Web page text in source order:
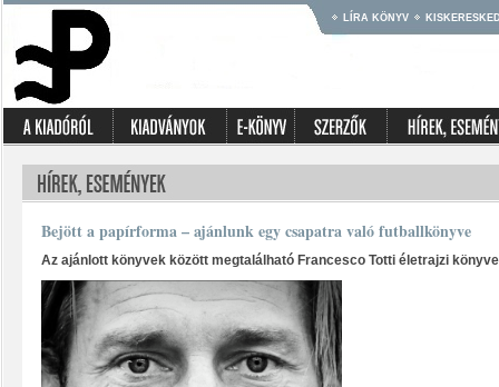
LÍRA KÖNYV
Bejött a papírforma – ajánlunk egy csapatra való futballkönyve
Az ajánlott könyvek között megtalálható Francesco Totti életrajzi